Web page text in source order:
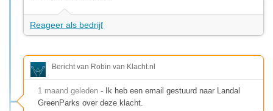
Reageer als bedrijf
Bericht van Robin van Klacht.nl
1 maand geleden - Ik heb een email gestuurd naar Landal
GreenParks over deze klacht.